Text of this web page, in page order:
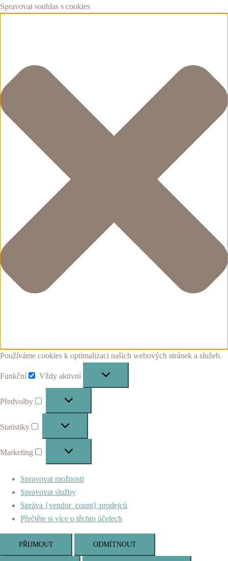
Spravovat souhlas s cookies
Používáme cookies k optimalizaci našich webových stránek a služeb.
Funkční
Funkční
Vždy aktivní
Předvolby
Statistiky
Marketing
Spravovat možnosti
Spravovat služby
Správa {vendor_count} prodejců
Přečtěte si více o těchto účelech
PŘIJMOUT ODMÍTNOUT